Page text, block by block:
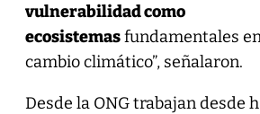
vulnerabilidad como
ecosistemasfundamentales
cambio climático”, señalaron.
Desde la ONG trabajan desde